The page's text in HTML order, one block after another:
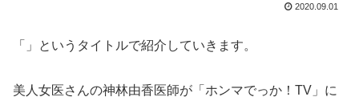
2020.09.01
「」というタイトルで紹介していきます。
美人女医さんの神林由香医師が「ホンマでっか！TV」に